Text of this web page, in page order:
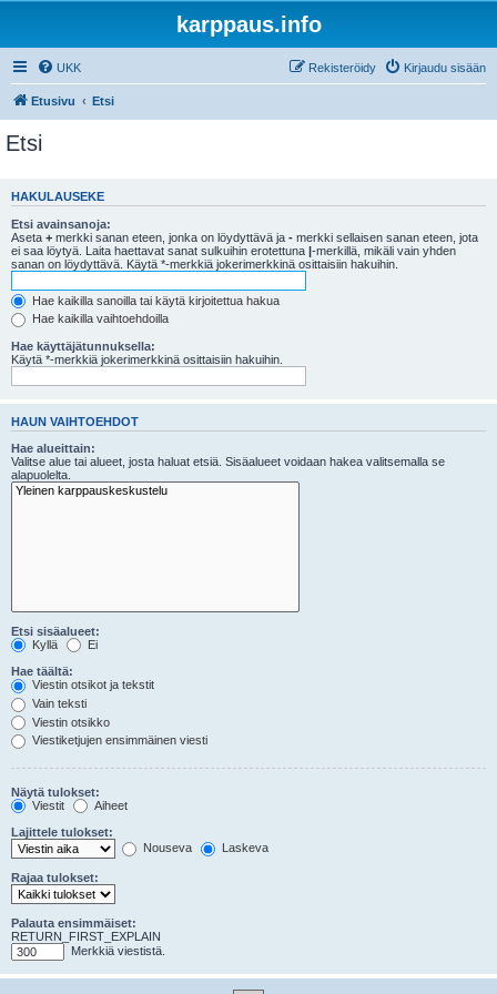
karppaus.info
UKK Kirjaudu sisään
Rekisteröidy
Etusivu Etsi
Etsi
HAKULAUSEKE
Etsi avainsanoja:
Aseta + merkki sanan eteen, jonka on löydyttävä ja - merkki sellaisen sanan eteen, jota
ei saa löytyä. Laita haettavat sanat sulkuihin erotettuna |-merkillä, mikäli vain yhden
sanan on löydyttävä. Käytä *-merkkiä jokerimerkkinä osittaisiin hakuihin.
Hae kaikilla sanoilla tai käytä kirjoitettua hakua
Hae kaikilla vaihtoehdoilla
Hae käyttäjätunnuksella:
Käytä *-merkkiä jokerimerkkinä osittaisiin hakuihin.
HAUN VAIHTOEHDOT
Hae alueittain:
Valitse alue tai alueet, josta haluat etsiä. Sisäalueet voidaan hakea valitsemalla se
alapuolelta.
Etsi sisäalueet:
Kyllä
Ei
Hae täältä:
Viestin otsikot ja tekstit
Vain teksti
Viestin otsikko
Viestiketjujen ensimmäinen viesti
Näytä tulokset:
Viestit
Aiheet
Lajittele tulokset:
Nouseva
Laskeva
Rajaa tulokset:
Palauta ensimmäiset:
RETURN_FIRST_EXPLAIN
Merkkiä viestistä.